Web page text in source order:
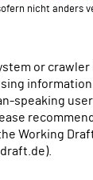
nicht anders
or
speaking
Working